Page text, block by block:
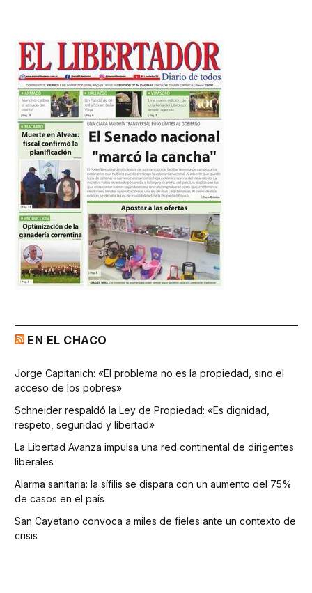
EN EL CHACO
Jorge Capitanich: «El problema no es la propiedad, sino el
acceso de los pobres»
Schneider respaldó la Ley de Propiedad: «Es dignidad,
respeto, seguridad y libertad»
La Libertad Avanza impulsa una red continental de dirigentes
liberales
Alarma sanitaria: la sífilis se dispara con un aumento del 75%
de casos en el país
San Cayetano convoca a miles de fieles ante un contexto de
crisis